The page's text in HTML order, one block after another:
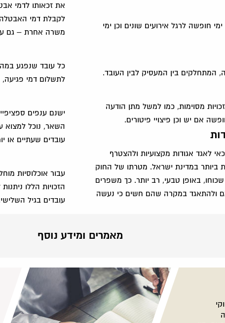
חופשה לרגל אירועים שונים וכן ימי
מסוימות, כמו למשל מתן הודעה
אם יש וכן פיצויי פיטורים.
לאגד אגודות מקצועיות ולהצטרף
ביותר במדינת ישראל. מטרתו של החוק
באופן טבעי, רב יותר. כך משפרים
ולהתאגד במקרה שהם חשים כי נעשה
את זכאותו לדמי
לקבלת דמי
משרה אחרת – גם
כל עובד שנפגע
לתשלום דמי
ישנם ענפים
השאר, נוכל למצוא
עובדים שעתיים או
עבור אוכלוסיות
הזכויות הללו
עובדים בגיל
מאמרים ומידע נוסף